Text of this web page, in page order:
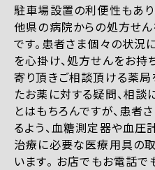
駐車場設置の利便性もあり
他県の病院からの処方せ
です。患者さま個々の状
を心掛け、処方せんをお
寄り頂きご相談頂ける薬局
たお薬に対する疑問、相談
とはもちろんですが、患
るよう、血糖測定器や血圧
治療に必要な医療用具の
います。 お店でもお電話で